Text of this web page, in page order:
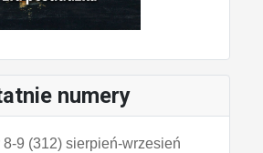
numery
9 (312) sierpień-wrzesień